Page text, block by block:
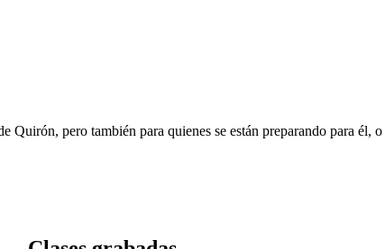
Quirón, pero también para quienes se están preparando para él,